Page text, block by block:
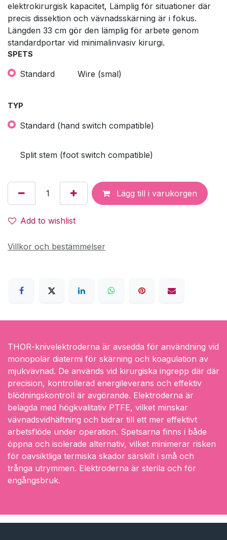
elektrokirurgisk kapacitet, Lämplig för situationer där
precis dissektion och vävnadsskärning är i fokus.
Längden 33 cm gör den lämplig för arbete genom
standardportar vid minimalinvasiv kirurgi.
SPETS
Standard Wire (smal)
TYP
Standard (hand switch compatible)
Split stem (foot switch compatible)
Lägg till i varukorgen
Add to wishlist
Villkor och bestämmelser
THOR-knivelektroderna är avsedda för användning vid
monopolär diatermi för skärning och koagulation av
mjukvävnad. De används vid kirurgiska ingrepp där där
precision, kontrollerad energileverans och effektiv
blödningskontroll är avgörande. Elektroderna är
belagda med högkvalitativ PTFE, vilket minskar
vävnadsvidhäftning och bidrar till ett mer effektivt
arbetsflöde under operation. Spetsarna finns i både
öppna och isolerade alternativ, vilket minimerar risken
för oavsiktliga termiska skador särskilt i små och
trånga utrymmen. Elektroderna är sterila och för
engångsbruk.